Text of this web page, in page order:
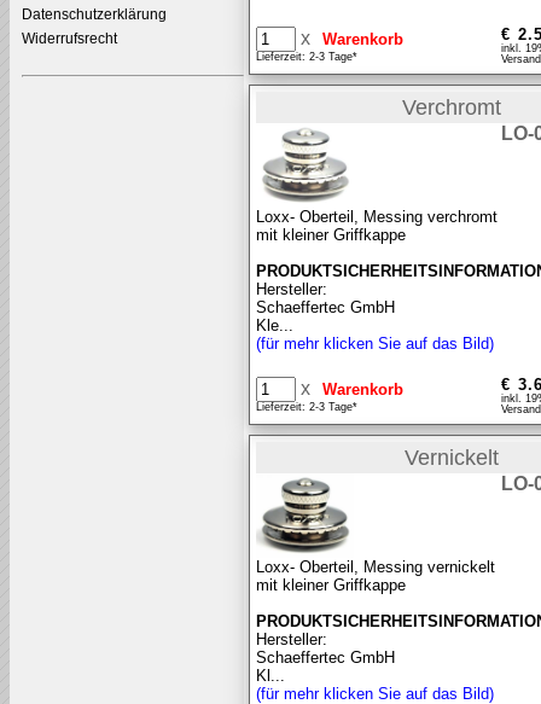
Datenschutzerklärung
Widerrufsrecht
x
Lieferzeit: 2-3 Tage*
€
inkl.
Verchromt
LO-
Loxx- Oberteil, Messing verchromt
mit kleiner Griffkappe
Hersteller:
Schaeffertec GmbH
Kle...
(für mehr klicken Sie auf das Bild)
x
Lieferzeit: 2-3 Tage*
€
inkl.
Vernickelt
LO-
Loxx- Oberteil, Messing vernickelt
mit kleiner Griffkappe
Hersteller:
Schaeffertec GmbH
Kl...
(für mehr klicken Sie auf das Bild)